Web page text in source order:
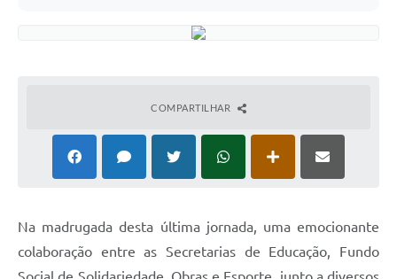
COMPARTILHAR
Na madrugada desta última jornada, uma emocionante
colaboração entre as Secretarias de Educação, Fundo